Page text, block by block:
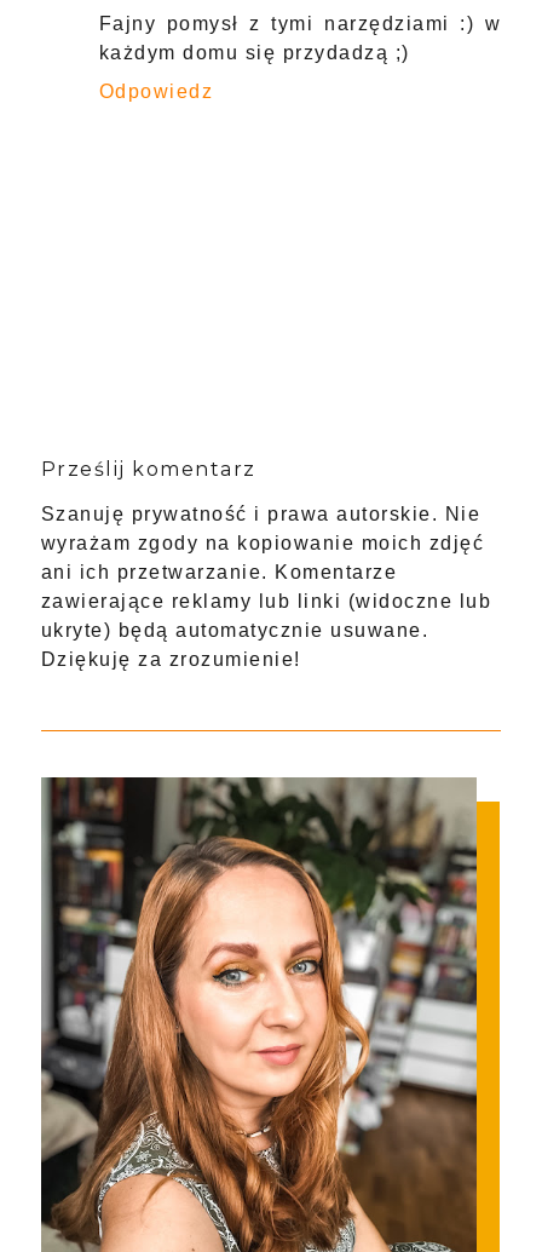
Fajny pomysł z tymi narzędziami :) w
każdym domu się przydadzą ;)
Odpowiedz
Prześlij komentarz
Szanuję prywatność i prawa autorskie. Nie
wyrażam zgody na kopiowanie moich zdjęć
ani ich przetwarzanie. Komentarze
zawierające reklamy lub linki (widoczne lub
ukryte) będą automatycznie usuwane.
Dziękuję za zrozumienie!